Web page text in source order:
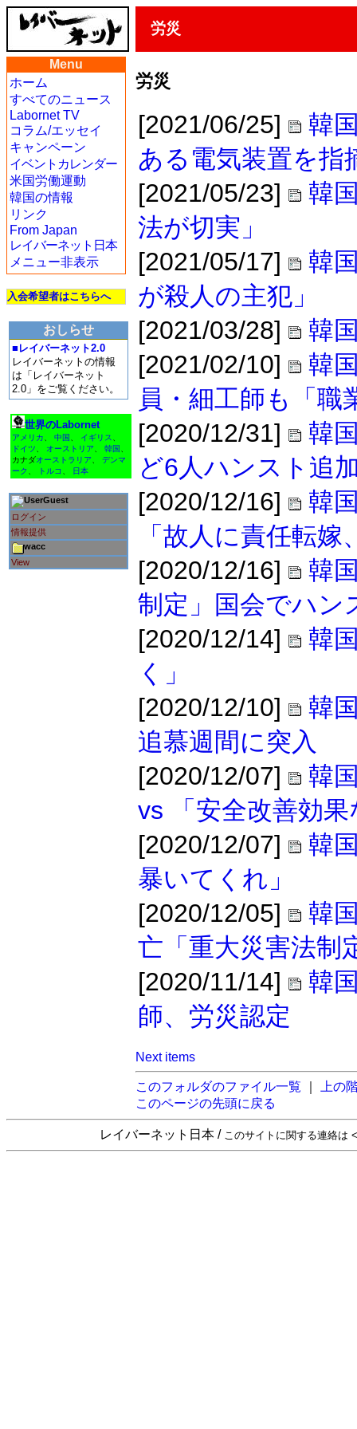
労災
Menu
ホーム
すべてのニュース
Labornet TV
コラム/エッセイ
キャンペーン
イベントカレンダー
米国労働運動
韓国の情報
リンク
From Japan
レイバーネット日本
メニュー非表示
入会希望者はこちらへ
おしらせ
■レイバーネット2.0
レイバーネットの情報
は「レイバーネット
2.0」をご覧ください。
世界のLabornet
アメリカ 中国 イギリス
ドイツ
オーストリア 韓国
カナダオーストラリア
デンマ
ーク
トルコ 日本
Guest
ログイン
情報提供
wacc
View
労災
[2021/06/25]
韓
ある電気装置を指
[2021/05/23]
韓
法が切実」
[2021/05/17]
韓
が殺人の主犯」
[2021/03/28]
韓
[2021/02/10]
韓
員・細工師も「職
[2020/12/31]
韓
ど6人ハンスト追
[2020/12/16]
韓
「故人に責任転
[2020/12/16]
韓
制定」国会でハン
[2020/12/14]
韓
く」
[2020/12/10]
韓
追慕週間に突入
[2020/12/07]
韓
vs 「安全改善効
[2020/12/07]
韓
暴いてくれ」
[2020/12/05]
韓
亡「重大災害法制
[2020/11/14]
韓
師、労災認定
Next items
このフォルダのファイル一覧
上の
このページの先頭に戻る
レイバーネット日本 / このサイトに関する連絡は